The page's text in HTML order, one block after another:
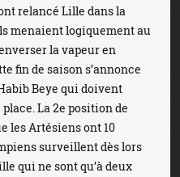
relancé Lille dans la
menaient logiquement au
la vapeur en
fin de saison s’annonce
Beye qui doivent
La 2e position de
les Artésiens ont 10
surveillent dès lors
qui ne sont qu’à deux